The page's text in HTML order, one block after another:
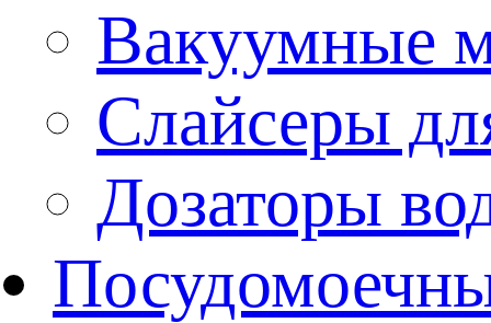
Вакуумные
Слайсеры
Дозаторы